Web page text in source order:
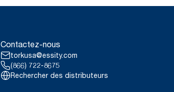
Contactez-nous
torkusa@essity.com
(866) 722-8675
Rechercher des distributeurs